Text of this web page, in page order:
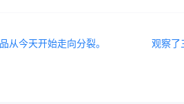
从今天开始走向分裂。
观察了